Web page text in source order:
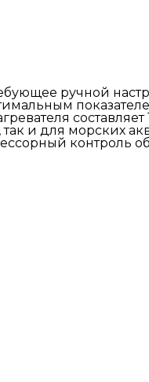
ручной
составляет
и для морских
контроль